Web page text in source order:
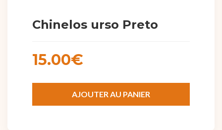
Chinelos urso Preto
15.00€
AJOUTER AU PANIER